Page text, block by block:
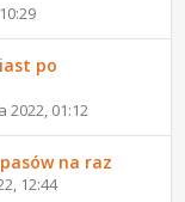
po
2022, 01:12
na raz
12:44